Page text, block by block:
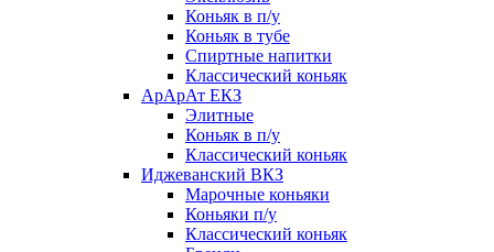
Коньяк в п/у
Коньяк в тубе
Спиртные напитки
Классический коньяк
АрАрАт ЕКЗ
Элитные
Коньяк в п/у
Классический коньяк
Иджеванский ВКЗ
Марочные коньяки
Коньяки п/у
Классический коньяк